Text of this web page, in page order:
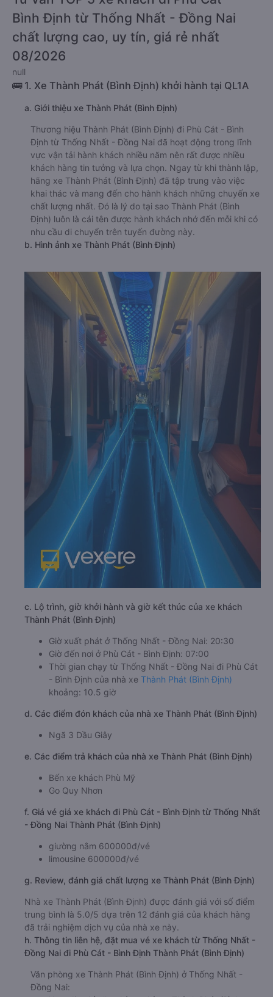
Bình Định từ Thống Nhất - Đồng Nai
chất lượng cao, uy tín, giá rẻ nhất
08/2026
null
🚌 1. Xe Thành Phát (Bình Định) khởi hành tại QL1A
a. Giới thiệu xe Thành Phát (Bình Định)
Thương hiệu Thành Phát (Bình Định) đi Phù Cát - Bình
Định từ Thống Nhất - Đồng Nai đã hoạt động trong lĩnh
vực vận tải hành khách nhiều năm nên rất được nhiều
khách hàng tin tưởng và lựa chọn. Ngay từ khi thành lập,
hãng xe Thành Phát (Bình Định) đã tập trung vào việc
khai thác và mang đến cho hành khách những chuyến xe
chất lượng nhất. Đó là lý do tại sao Thành Phát (Bình
Định) luôn là cái tên được hành khách nhớ đến mỗi khi có
nhu cầu di chuyển trên tuyến đường này.
b. Hình ảnh xe Thành Phát (Bình Định)
c. Lộ trình, giờ khởi hành và giờ kết thúc của xe khách
Thành Phát (Bình Định)
Giờ xuất phát ở Thống Nhất - Đồng Nai: 20:30
Giờ đến nơi ở Phù Cát - Bình Định: 07:00
Thời gian chạy từ Thống Nhất - Đồng Nai đi Phù Cát
- Bình Định của nhà xe Thành Phát (Bình Định)
khoảng: 10.5 giờ
d. Các điểm đón khách của nhà xe Thành Phát (Bình Định)
Ngã 3 Dầu Giây
e. Các điểm trả khách của nhà xe Thành Phát (Bình Định)
Bến xe khách Phù Mỹ
Go Quy Nhơn
f. Giá vé giá xe khách đi Phù Cát - Bình Định từ Thống Nhất
- Đồng Nai Thành Phát (Bình Định)
giường nằm 600000đ/vé
limousine 600000đ/vé
g. Review, đánh giá chất lượng xe Thành Phát (Bình Định)
Nhà xe Thành Phát (Bình Định) được đánh giá với số điểm
trung bình là 5.0/5 dựa trên 12 đánh giá của khách hàng
đã trải nghiệm dịch vụ của nhà xe này.
h. Thông tin liên hệ, đặt mua vé xe khách từ Thống Nhất -
Đồng Nai đi Phù Cát - Bình Định Thành Phát (Bình Định)
Văn phòng xe Thành Phát (Bình Định) ở Thống Nhất -
Đồng Nai: